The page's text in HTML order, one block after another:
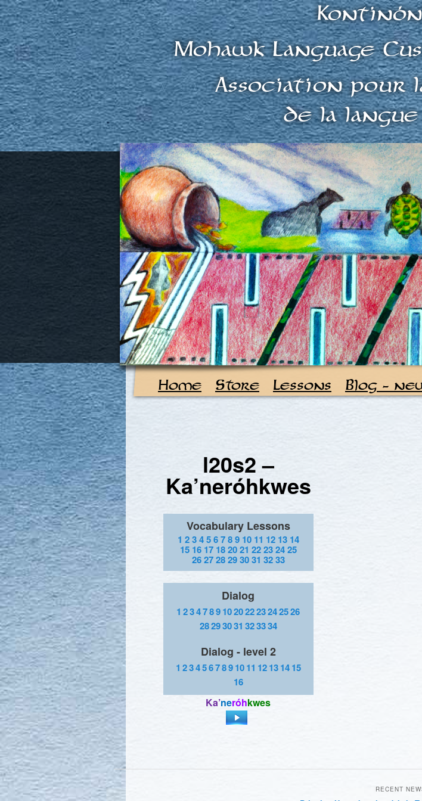
Mohawk Language
Association pour
de la
Home Store Lessons Blog –
l20s2 –
Ka’neróhkwes
Vocabulary Lessons
1 23456789 10 11 12 13 14
15 16 17 182021 22232425
262728293031 3233
Dialog
1 23478910202223242526
28293031 323334
Dialog - level 2
1 234567891011 12131415
16
Ka’neróhkwes
RECENT